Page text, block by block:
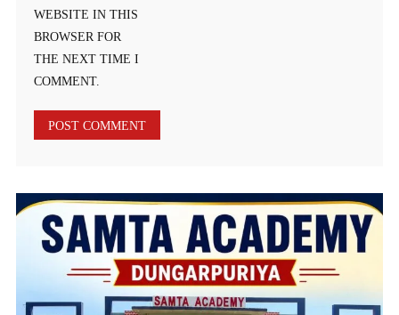
WEBSITE IN THIS
BROWSER FOR
THE NEXT TIME I
COMMENT.